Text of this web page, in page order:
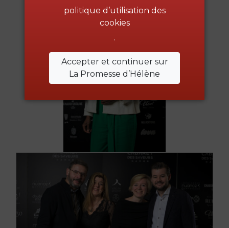
politique d’utilisation des
cookies
.
Accepter et continuer sur
La Promesse d’Hélène